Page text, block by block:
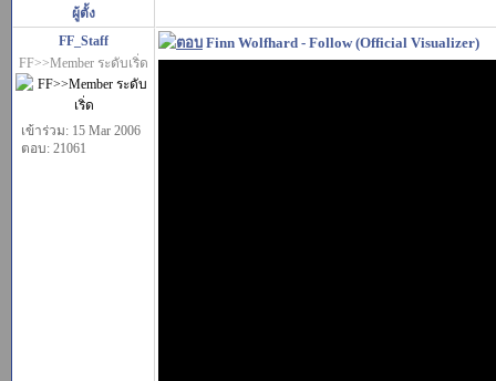
ผู้ตั้ง
FF_Staff
FF>>Member ระดับเริ่ด
เข้าร่วม: 15 Mar 2006
ตอบ: 21061
Finn Wolfhard - Follow (Official Visualizer)